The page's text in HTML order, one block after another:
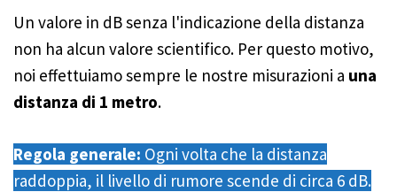
Un valore in dB senza l'indicazione della distanza
non ha alcun valore scientifico. Per questo motivo,
noi effettuiamo sempre le nostre misurazioni a una
distanza di 1 metro.
Regola generale: Ogni volta che la distanza
raddoppia, il livello di rumore scende di circa 6 dB.